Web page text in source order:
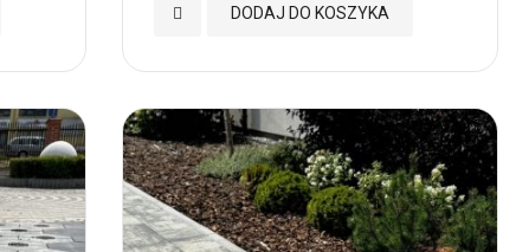
DODAJ DO KOSZYKA
Dodaj
Ulubionych